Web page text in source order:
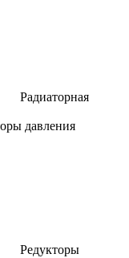
Радиаторная
давления
Редукторы